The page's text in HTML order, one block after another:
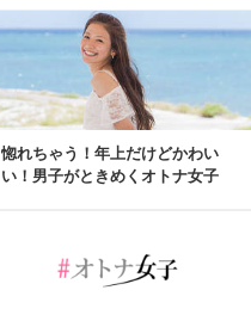
惚れちゃう！年上だけどかわい
い！男子がときめくオトナ女子